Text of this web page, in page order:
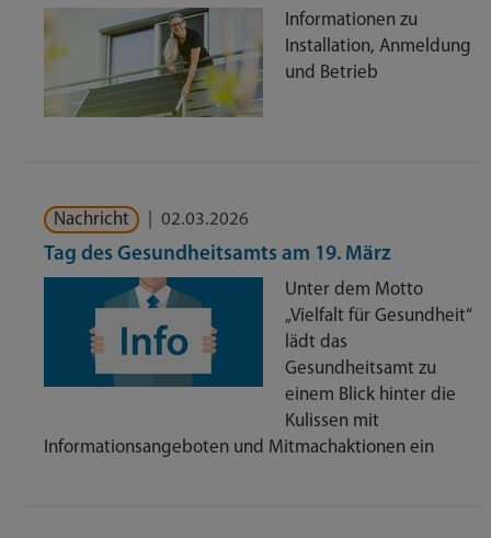
Informationen zu
Installation, Anmeldung
und Betrieb
Nachricht 02.03.2026
Tag des Gesundheitsamts am 19. März
Unter dem Motto
„Vielfalt für Gesundheit“
lädt das
Gesundheitsamt zu
einem Blick hinter die
Kulissen mit
Informationsangeboten und Mitmachaktionen ein